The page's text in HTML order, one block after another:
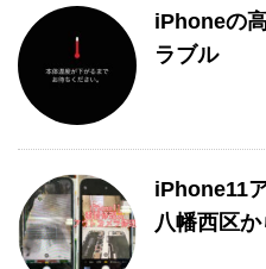
iPhoneの
ラブル
iPhone11
八幡西区